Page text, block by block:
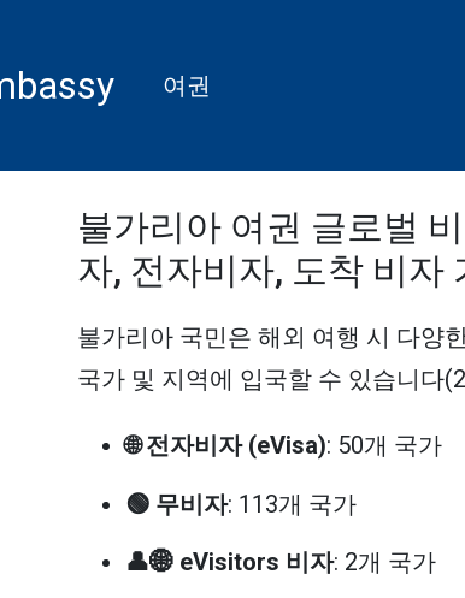
여권
불가리아 여권 글로벌
자, 전자비자, 도착 비자
불가리아 국민은 해외 여행 시 다양
국가 및 지역에 입국할 수 있습니다
🌐 전자비자 (eVisa): 50개 국가
🟢 무비자: 113개 국가
👤🌐 eVisitors 비자: 2개 국가